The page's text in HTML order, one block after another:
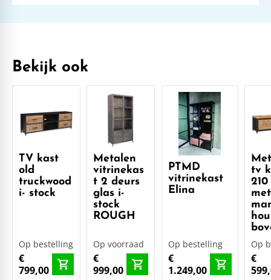
Bekijk ook
TV kast
old
truckwood
i- stock
Op bestelling
€
799,00
Metalen
vitrinekas
t 2 deurs
glas i-
stock
ROUGH
Op voorraad
€
999,00
PTMD
vitrinekast
Elina
Op bestelling
€
1.249,00
tv
met
Op
€